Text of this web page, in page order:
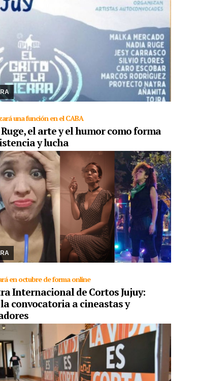
Artistas jujeños se suman a la propuesta nacional.
viernes la convocatoria es a las 20 en el Teatro El Pasillo
desde las 17 en el ...
una función en el CABA
el arte y el humor como forma
y lucha
Creadora de personajes como “la vecina de Alto
y “Tita Bardealo”, la actriz jujeña desembarcó en
Aires para desarrollar la obra de t ...
en octubre de forma online
Internacional de Cortos Jujuy:
convocatoria a cineastas y